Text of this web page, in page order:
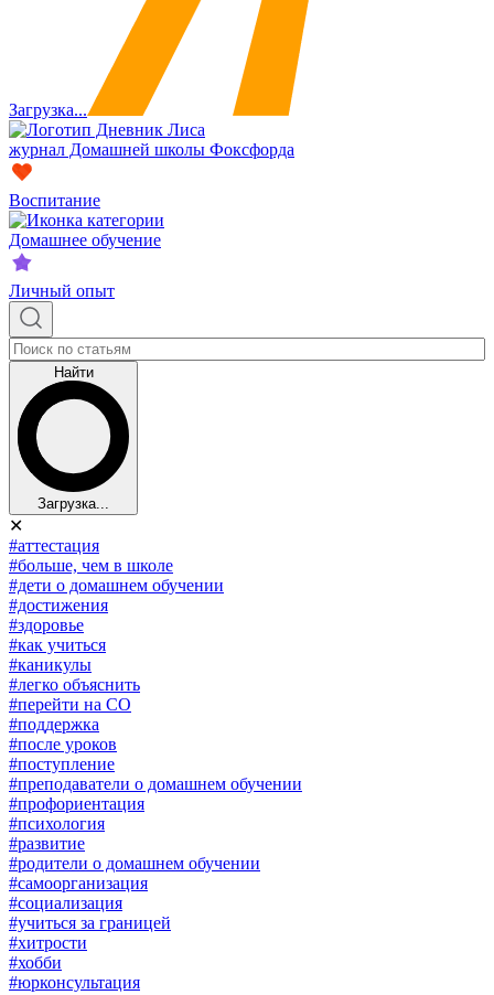
Загрузка...
журнал Домашней школы Фоксфорда
Воспитание
Домашнее обучение
Личный опыт
Найти
Загрузка...
✕
#аттестация
#больше, чем в школе
#дети о домашнем обучении
#достижения
#здоровье
#как учиться
#каникулы
#легко объяснить
#перейти на СО
#поддержка
#после уроков
#поступление
#преподаватели о домашнем обучении
#профориентация
#психология
#развитие
#родители о домашнем обучении
#самоорганизация
#социализация
#учиться за границей
#хитрости
#хобби
#юрконсультация